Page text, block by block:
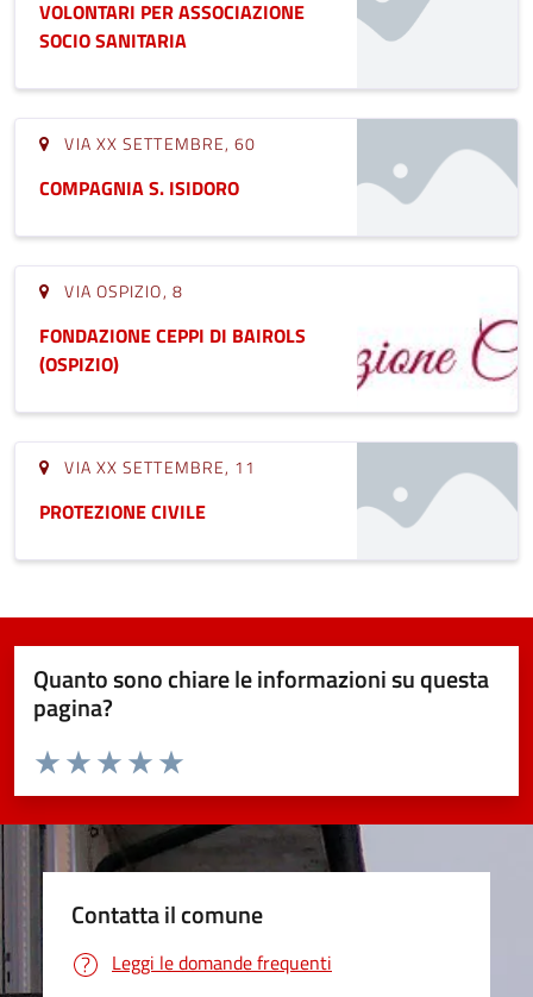
VOLONTARI PER ASSOCIAZIONE
SOCIO SANITARIA
VIA XX SETTEMBRE, 60
COMPAGNIA S. ISIDORO
VIA OSPIZIO, 8
FONDAZIONE CEPPI DI BAIROLS
(OSPIZIO)
VIA XX SETTEMBRE, 11
PROTEZIONE CIVILE
Quanto sono chiare le informazioni su questa
pagina?
Valuta da 1 a 5 stelle la pagina
Valuta 5 stelle su 5
Valuta 4 stelle su 5
Valuta 3 stelle su 5
Valuta 2 stelle su 5
Valuta 1 stelle su 5
Contatta il comune
Leggi le domande frequenti